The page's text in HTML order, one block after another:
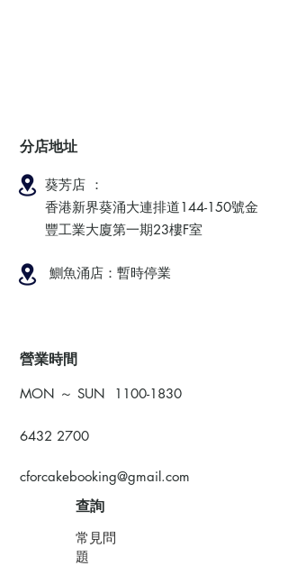
分店地址
葵芳店 ：
香港新界葵涌大連排道144-150號金
豐工業大廈第一期23樓F室
鰂魚涌店：暫時停業
​營業時間
MON ～ SUN 1100-1830
6432 2700
cforcakebooking@gmail.com
查詢
常見問
題